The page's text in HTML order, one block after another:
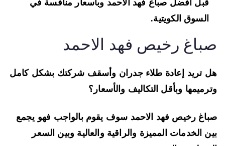
قبل افضل صباغ فهد الاحمد وبأسعار منافسة في
السوق الكويتية.
رخيص فهد الاحمد
تريد إعادة طلاء جدران وأسقف شركتك بشكل كامل
وبأقل التكاليف والأسعار؟
رخيص فهد الاحمد سوف يقوم بالواجب فهو يجمع
الخدمات المميزة والراقية والعالية وبين السعر